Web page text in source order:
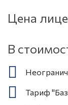
Цена
В
Тариф